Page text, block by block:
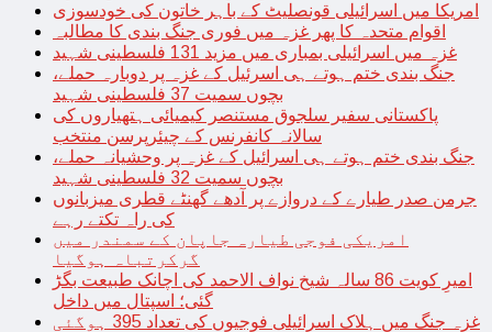
امریکا میں اسرائیلی قونصلیٹ کے باہر خاتون کی خودسوزی
اقوام متحدہ کا پھر غزہ میں فوری جنگ بندی کا مطالبہ
غزہ میں اسرائیلی بمباری میں مزید 131 فلسطینی شہید
جنگ بندی ختم ہوتے ہی اسرئیل کے غزہ پر دوبارہ حملے،
بچوں سمیت 37 فلسطینی شہید
پاکستانی سفیر سلجوق مستنصر کیمیائی ہتھیاروں کی
سالانہ کانفرنس کے چیئرپرسن منتخب
جنگ بندی ختم ہوتے ہی اسرائیل کے غزہ پر وحشیانہ حملے،
بچوں سمیت 32 فلسطینی شہید
جرمن صدر طیارے کے دروازے پر آدھے گھنٹے قطری میزبانوں
کی راہ تکتے رہے
امریکی فوجی طیارہ جاپان کے سمندر میں
گرکرتباہ ہوگیا
امیرِ کویت 86 سالہ شیخ نواف الاحمد کی اچانک طبیعت بگڑ
گئی؛ اسپتال میں داخل
غزہ جنگ میں ہلاک اسرائیلی فوجیوں کی تعداد 395 ہوگئی